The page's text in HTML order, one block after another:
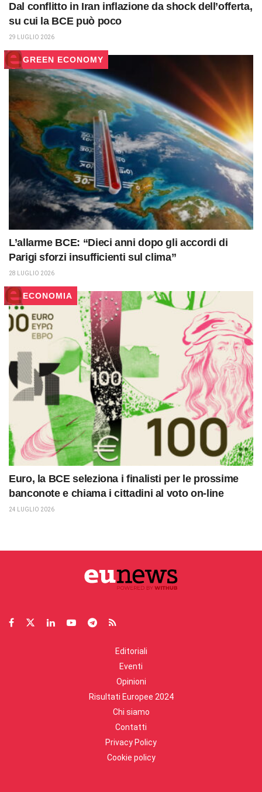
Dal conflitto in Iran inflazione da shock dell’offerta,
su cui la BCE può poco
29 LUGLIO 2026
GREEN ECONOMY
L’allarme BCE: “Dieci anni dopo gli accordi di
Parigi sforzi insufficienti sul clima”
28 LUGLIO 2026
ECONOMIA
Euro, la BCE seleziona i finalisti per le prossime
banconote e chiama i cittadini al voto on-line
24 LUGLIO 2026
Editoriali
Eventi
Opinioni
Risultati Europee 2024
Chi siamo
Contatti
Privacy Policy
Cookie policy